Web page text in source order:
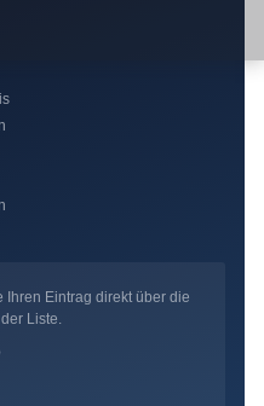
Ihren Eintrag direkt über die
Liste.